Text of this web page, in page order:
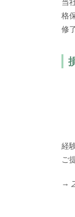
当
格
修
経
ご
→